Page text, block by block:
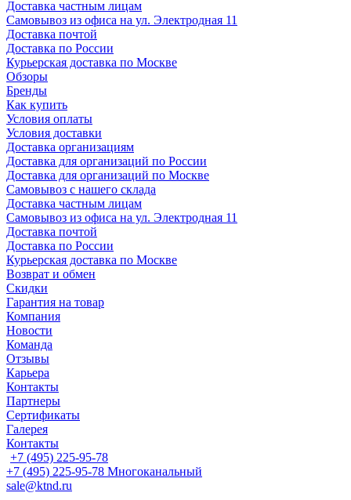
Доставка частным лицам
Самовывоз из офиса на ул. Электродная 11
Доставка почтой
Доставка по России
Курьерская доставка по Москве
Обзоры
Бренды
Как купить
Условия оплаты
Условия доставки
Доставка организациям
Доставка для организаций по России
Доставка для организаций по Москве
Самовывоз с нашего склада
Доставка частным лицам
Самовывоз из офиса на ул. Электродная 11
Доставка почтой
Доставка по России
Курьерская доставка по Москве
Возврат и обмен
Скидки
Гарантия на товар
Компания
Новости
Команда
Отзывы
Карьера
Контакты
Партнеры
Сертификаты
Галерея
Контакты
+7 (495) 225-95-78
+7 (495) 225-95-78 Многоканальный
sale@ktnd.ru